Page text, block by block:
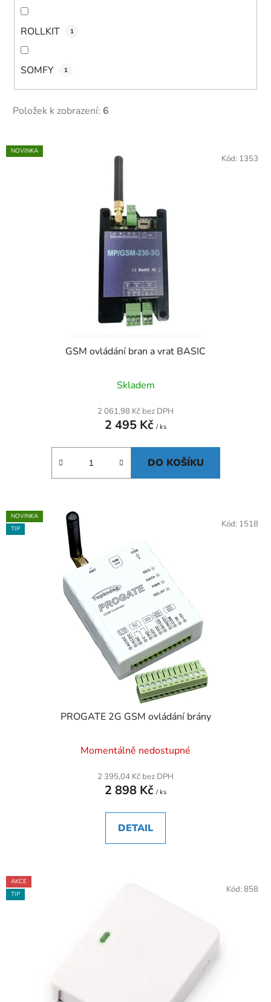
ROLLKIT 1
SOMFY 1
Položek k zobrazení: 6
V
ý
NOVINKA
GSM ovládání bran a vrat BASIC
Skladem
2 061,98 Kč bez DPH
2 495 Kč / ks
DO KOŠÍKU
Kód: 1353
NOVINKA
TIP
PROGATE 2G GSM ovládání brány
Momentálně nedostupné
2 395,04 Kč bez DPH
2 898 Kč / ks
DETAIL
Kód: 1518
AKCE
TIP
Kód: 858